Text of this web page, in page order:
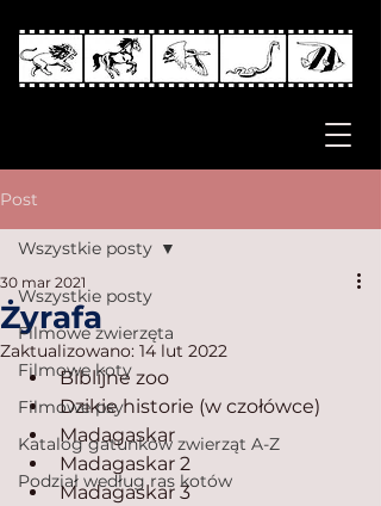
Post
Wszystkie posty
Filmowe zwierzęta
Filmowe koty
Filmowe psy
Katalog gatunków zwierząt A-Z
Podział według ras kotów
Wszystkie posty
Żyrafa
30 mar 2021
Zaktualizowano: 14 lut 2022
Biblijne zoo
Dzikie historie (w czołówce)
Madagaskar
Madagaskar 2
Madagaskar 3